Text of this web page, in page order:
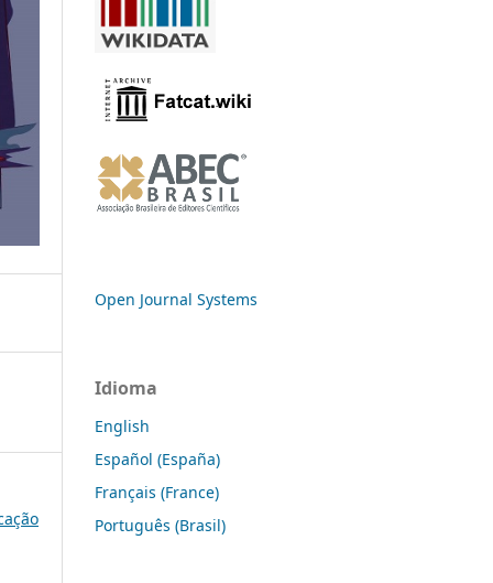
Open Journal Systems
Idioma
English
Español (España)
Français (France)
Português (Brasil)